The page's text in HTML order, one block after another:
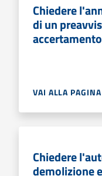
Chiedere
di un
VAI ALLA PAGINA
Chiedere
demolizione